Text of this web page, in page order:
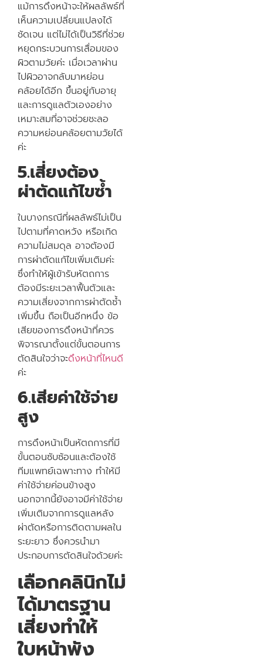
แม้การดึงหน้าจะให้ผลลัพธ์ที่
เห็นความเปลี่ยนแปลงได้
ชัดเจน แต่ไม่ได้เป็นวิธีที่ช่วย
หยุดกระบวนการเสื่อมของ
ผิวตามวัยค่ะ เมื่อเวลาผ่าน
ไปผิวอาจกลับมาหย่อน
คล้อยได้อีก ขึ้นอยู่กับอายุ
และการดูแลตัวเองอย่าง
เหมาะสมที่อาจช่วยชะลอ
ความหย่อนคล้อยตามวัยได้
ค่ะ
5.เสี่ยงต้อง
ผ่าตัดแก้ไขซ้ำ
ในบางกรณีที่ผลลัพธ์ไม่เป็น
ไปตามที่คาดหวัง หรือเกิด
ความไม่สมดุล อาจต้องมี
การผ่าตัดแก้ไขเพิ่มเติมค่ะ
ซึ่งทำให้ผู้เข้ารับหัตถการ
ต้องมีระยะเวลาฟื้นตัวและ
ความเสี่ยงจากการผ่าตัดซ้ำ
เพิ่มขึ้น ถือเป็นอีกหนึ่ง ข้อ
เสียของการดึงหน้าที่ควร
พิจารณาตั้งแต่ขั้นตอนการ
ตัดสินใจว่าจะดึงหน้าที่ไหนดี
ค่ะ
6.เสียค่าใช้จ่าย
สูง
การดึงหน้าเป็นหัตถการที่มี
ขั้นตอนซับซ้อนและต้องใช้
ทีมแพทย์เฉพาะทาง ทำให้มี
ค่าใช้จ่ายค่อนข้างสูง
นอกจากนี้ยังอาจมีค่าใช้จ่าย
เพิ่มเติมจากการดูแลหลัง
ผ่าตัดหรือการติดตามผลใน
ระยะยาว ซึ่งควรนำมา
ประกอบการตัดสินใจด้วยค่ะ
เลือกคลินิกไม่
ได้มาตรฐาน
เสี่ยงทำให้
ใบหน้าพัง